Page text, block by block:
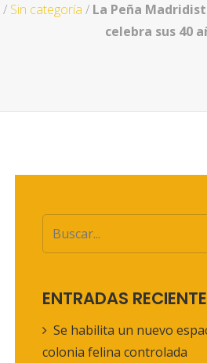
/ Sin categoría / La Peña
celebra sus 40
ENTRADAS
Se habilita un nuevo
colonia felina controlada